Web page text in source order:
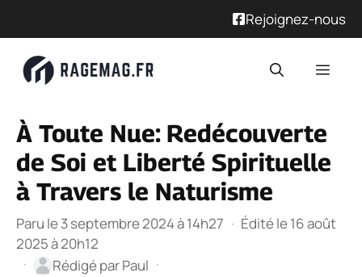
Rejoignez-nous
À Toute Nue: Redécouverte
de Soi et Liberté Spirituelle
à Travers le Naturisme
Paru le 3 septembre 2024 à 14h27 · Édité le 16 août
2025 à 20h12
·
Rédigé parPaul ·